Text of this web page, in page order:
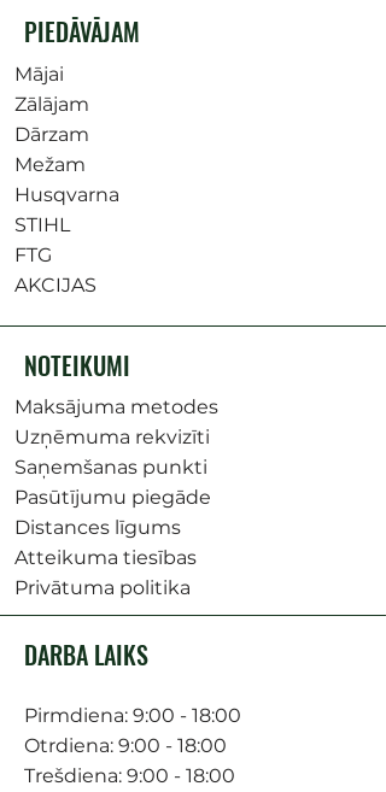
PIEDĀVĀJAM
Mājai
Zālājam
Dārzam
Mežam
Husqvarna
STIHL
FTG
AKCIJAS
NOTEIKUMI
Maksājuma metodes
Uzņēmuma rekvizīti
Saņemšanas punkti
Pasūtījumu piegāde
Distances līgums
Atteikuma tiesības
Privātuma politika
DARBA LAIKS
Pirmdiena: 9:00 - 18:00
Otrdiena: 9:00 - 18:00
Trešdiena: 9:00 - 18:00